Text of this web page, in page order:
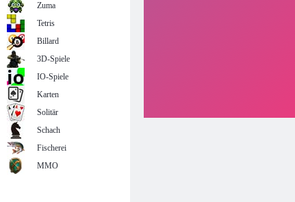
Zuma
Tetris
Billard
3D-Spiele
IO-Spiele
Karten
Solitär
Schach
Fischerei
MMO